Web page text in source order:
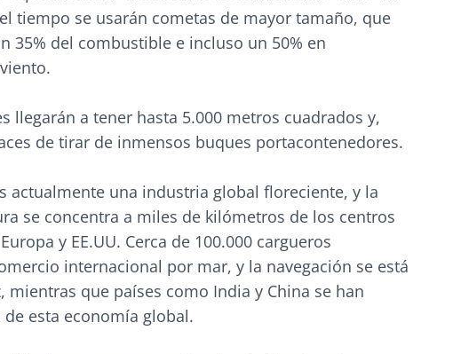
tiempo se usarán cometas de mayor tamaño, que
35% del combustible e incluso un 50% en
llegarán a tener hasta 5.000 metros cuadrados y,
de tirar de inmensos buques portacontenedores.
actualmente una industria global floreciente, y la
se concentra a miles de kilómetros de los centros
y EE.UU. Cerca de 100.000 cargueros
internacional por mar, y la navegación se está
mientras que países como India y China se han
esta economía global.